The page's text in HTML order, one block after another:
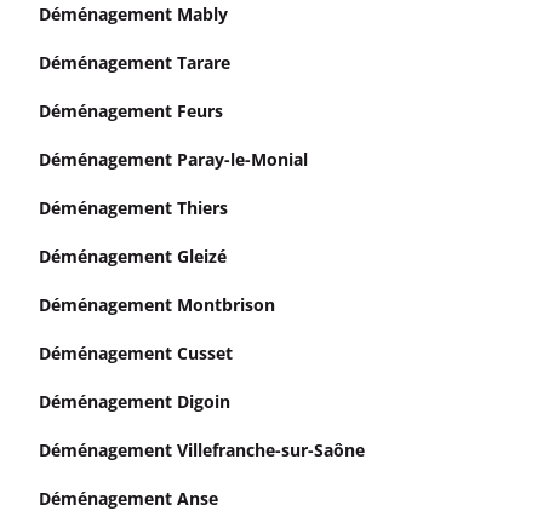
Déménagement Mably
Déménagement Tarare
Déménagement Feurs
Déménagement Paray-le-Monial
Déménagement Thiers
Déménagement Gleizé
Déménagement Montbrison
Déménagement Cusset
Déménagement Digoin
Déménagement Villefranche-sur-Saône
Déménagement Anse